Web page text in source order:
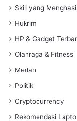
Skill yang
Hukrim
HP & Gadget
Olahraga & Fitness
Medan
Politik
Cryptocurrency
Rekomendasi